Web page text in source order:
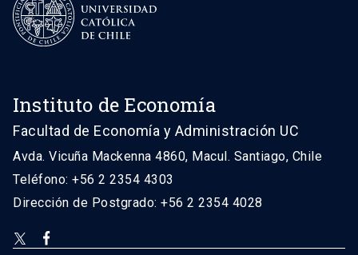
Instituto de Economía
Facultad de Economía y Administración UC
Avda. Vicuña Mackenna 4860, Macul. Santiago, Chile
Teléfono: +56 2 2354 4303
Dirección de Postgrado: +56 2 2354 4028